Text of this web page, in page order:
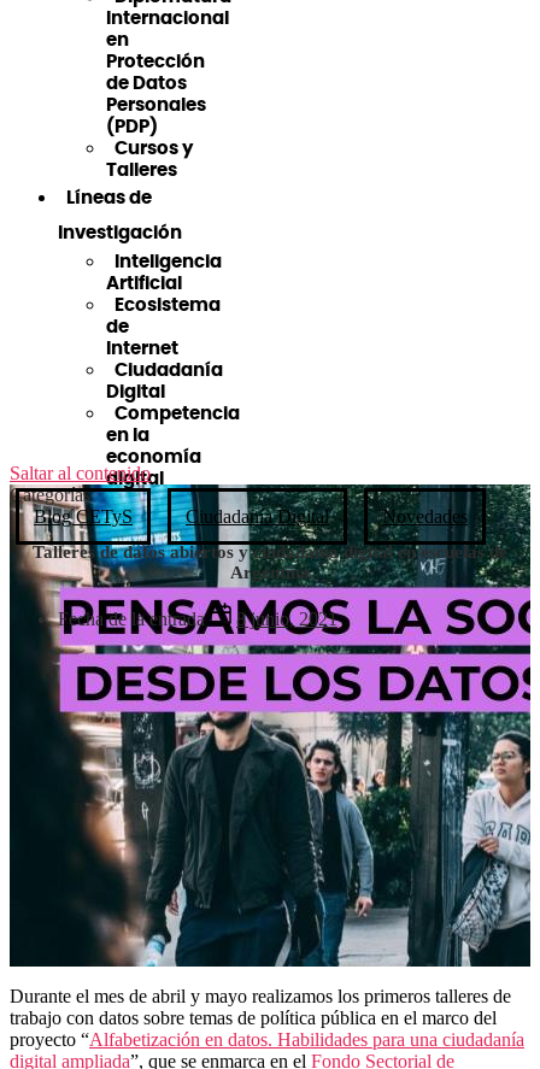
Internacional
en
Protección
de Datos
Personales
(PDP)
Cursos y
Talleres
Líneas de
Investigación
Inteligencia
Artificial
Ecosistema
de
Internet
Ciudadanía
Digital
Competencia
en la
economía
digital
Saltar al contenido
Categorías
Blog CETyS
Ciudadanía Digital Novedades
Talleres de datos abiertos y ciudadanía digital en escuelas de
Argentina
Fecha de la entrada 8 junio, 2021
Durante el mes de abril y mayo realizamos los primeros talleres de
trabajo con datos sobre temas de política pública en el marco del
proyecto “Alfabetización en datos. Habilidades para una ciudadanía
digital ampliada”, que se enmarca en el Fondo Sectorial de